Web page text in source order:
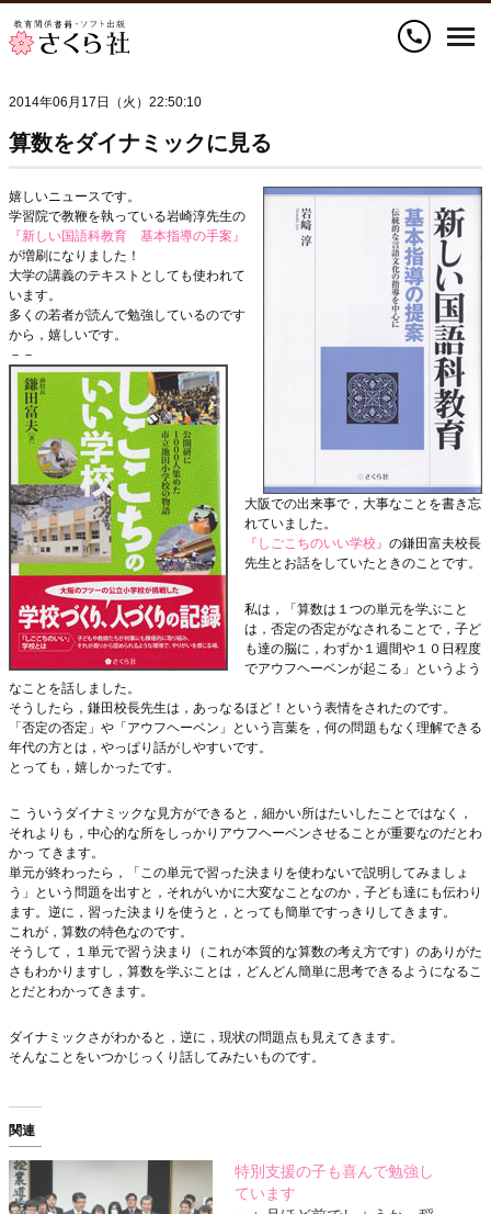
call
2014年06月17日（火）22:50:10
算数をダイナミックに見る
嬉しいニュースです。
学習院で教鞭を執っている岩崎淳先生の
『新しい国語科教育 基本指導の手案』
が増刷になりました！
大学の講義のテキストとしても使われて
います。
多くの若者が読んで勉強しているのです
から，嬉しいです。
－－
大阪での出来事で，大事なことを書き忘
れていました。
『しごこちのいい学校』 の鎌田富夫校長
先生とお話をしていたときのことです。
私は，「算数は１つの単元を学ぶこと
は，否定の否定がなされることで，子ど
も達の脳に，わずか１週間や１０日程度
でアウフヘーベンが起こる」というよう
なことを話しました。
そうしたら，鎌田校長先生は，あっなるほど！という表情をされたのです。
「否定の否定」や「アウフヘーベン」という言葉を，何の問題もなく理解できる
年代の方とは，やっぱり話がしやすいです。
とっても，嬉しかったです。
こ ういうダイナミックな見方ができると，細かい所はたいしたことではなく，
それよりも，中心的な所をしっかりアウフヘーベンさせることが重要なのだとわ
かっ てきます。
単元が終わったら，「この単元で習った決まりを使わないで説明してみましょ
う」という問題を出すと，それがいかに大変なことなのか，子ども達にも伝わり
ます。逆に，習った決まりを使うと，とっても簡単ですっきりしてきます。
これが，算数の特色なのです。
そうして，１単元で習う決まり（これが本質的な算数の考え方です）のありがた
さもわかりますし，算数を学ぶことは，どんどん簡単に思考できるようになるこ
とだとわかってきます。
ダイナミックさがわかると，逆に，現状の問題点も見えてきます。
そんなことをいつかじっくり話してみたいものです。
関連
特別支援の子も喜んで勉強し
ています